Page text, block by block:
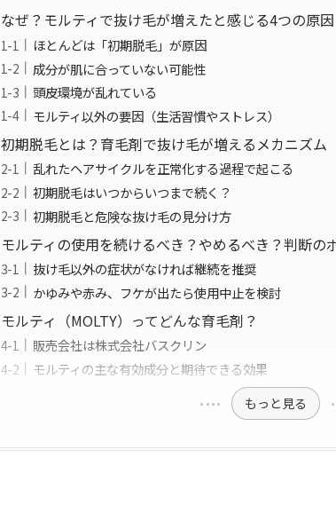
なぜ？モルティで抜け毛が増えたと感じる4つの原因
ほとんどは「初期脱毛」が原因
成分が肌に合っていない可能性
頭皮環境が乱れている
モルティ以外の要因（生活習慣やストレス）
初期脱毛とは？育毛剤で抜け毛が増えるメカニズム
乱れたヘアサイクルを正常化する過程で起こる
初期脱毛はいつからいつまで続く？
初期脱毛と危険な抜け毛の見分け方
モルティの使用を続けるべき？やめるべき？判断の
抜け毛以外の症状がなければ継続を推奨
かゆみや赤み、フケが出たら使用中止を検討
モルティ（MOLTY）ってどんな育毛剤？
販売会社は株式会社バスクリン
モルティの主な有効成分と期待できる効果
もっと見る